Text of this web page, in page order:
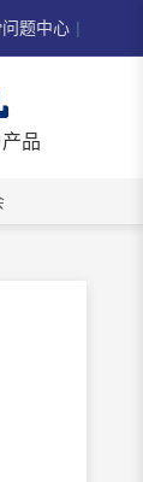
题中心 |
品